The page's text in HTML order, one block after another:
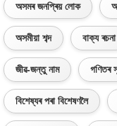
অসমৰ জনপ্ৰিয় লোক
অসমীয়া শব্দ বাক্য ৰচনা
জীৱ-জন্তু নাম গণিতৰ
বিশেষ্যৰ পৰা বিশেষণলৈ